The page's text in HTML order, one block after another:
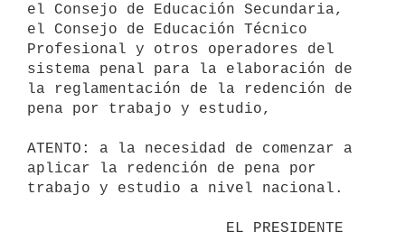
el Consejo de Educación Secundaria,
el Consejo de Educación Técnico
Profesional y otros operadores del
sistema penal para la elaboración de
la reglamentación de la redención de
pena por trabajo y estudio,
ATENTO: a la necesidad de comenzar a
aplicar la redención de pena por
trabajo y estudio a nivel nacional.